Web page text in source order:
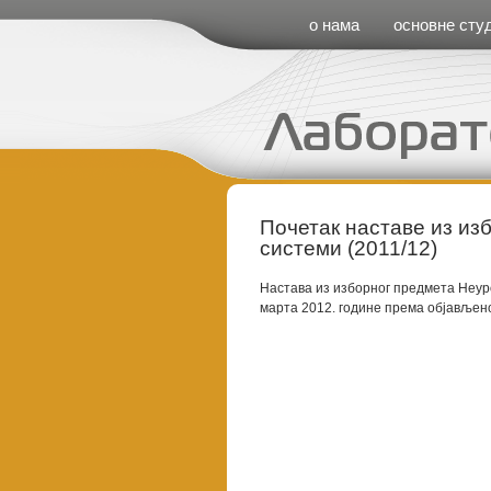
о нама основне
Почетак наставе из
системи (2011/12)
Настава из изборног предмета
марта 2012. године према